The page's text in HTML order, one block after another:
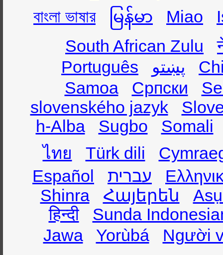
বাংলা ভাষার
မြန်မာ Miao
South African Zulu
Português
پښتو
Samoa
Српски
slovenského jazyk
h-Alba
Sugbo
Somali
ไทย
Türk dili
Español
עברית
Shinra
Հայերեն
हिन्दी
Sunda
Jawa
Yorùbá Người